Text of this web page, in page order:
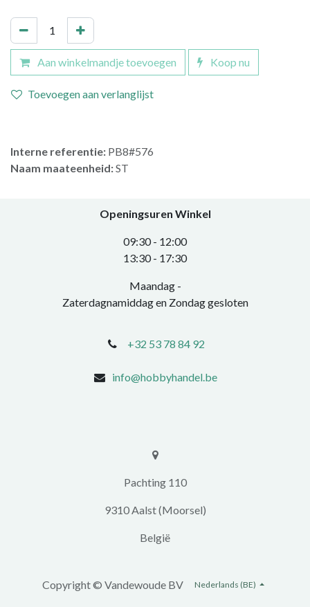
Aan winkelmandje toevoegen Koop nu
Toevoegen aan verlanglijst
Interne referentie: PB8#576
Naam maateenheid:ST
Openingsuren Winkel
0​9:30 - 12:00
​13:30 - 17:30​
Maandag -
Zaterdagnamiddag en Zondag gesloten
+32 53 78 84 92
info@hobbyhandel.be
​​Pachting 110
9310 Aalst (Moorsel)
​België
Copyright © Vandewoude BV Nederlands (BE)